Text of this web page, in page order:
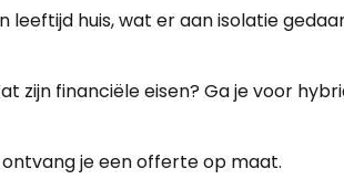
leeftijd huis, wat er aan isolatie
zijn financiële eisen? Ga je voor
je een offerte op maat.